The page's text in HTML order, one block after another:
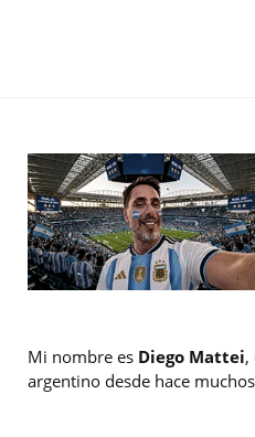
Mi nombre es Diego Mattei,
argentino desde hace